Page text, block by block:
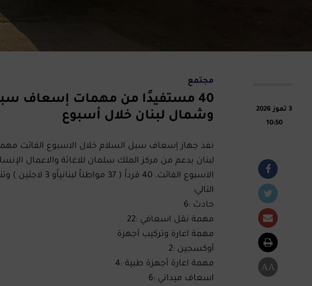
مجتمع
40 مستفيدًا من مهمات إسعاف
وشمال لبنان خلال أسبوع
نفذ جهاز إسعاف سبل السلام خلال الاسبوع الفائت
لبنان بدعم من مركز الملك سلمان للاغاثة والاعمال
الاسبوع الفائت. 40
التالي:
حادث :6
مهمة نقل اسعافي :22
مهمة اعارة وتركيب أجهزة
أوكسجين :2
مهمة اعارة أجهزة طبية :4
اسعاف ميداني :6
3 تموز 2026
10:50
AA